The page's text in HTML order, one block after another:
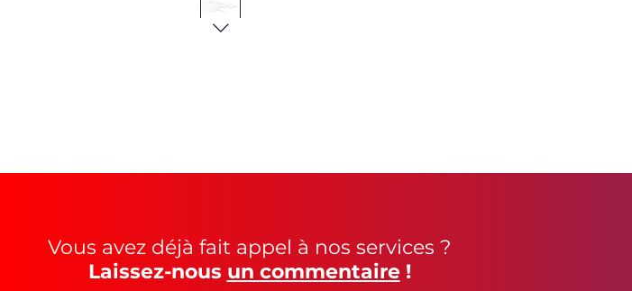
Vous avez déjà fait appel à nos services ?
Laissez-nous un commentaire!